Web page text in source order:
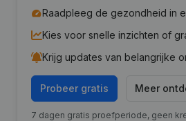
Raadpleeg de gezondheid in
Kies voor snelle inzichten of
Krijg updates van belangrijke
Probeer gratis Meer
7 dagen gratis proefperiode, geen